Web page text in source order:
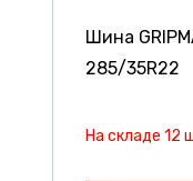
Шина
285/35R22
На складе 12